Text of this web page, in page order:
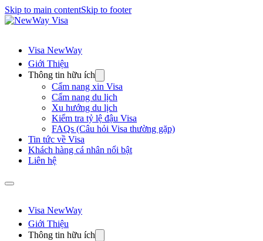
Skip to main contentSkip to footer
Visa NewWay
Giới Thiệu
Thông tin hữu ích
Cẩm nang xin Visa
Cẩm nang du lịch
Xu hướng du lịch
Kiểm tra tỷ lệ đậu Visa
FAQs (Câu hỏi Visa thường gặp)
Tin tức về Visa
Khách hàng cá nhân nổi bật
Liên hệ
Visa NewWay
Giới Thiệu
Thông tin hữu ích